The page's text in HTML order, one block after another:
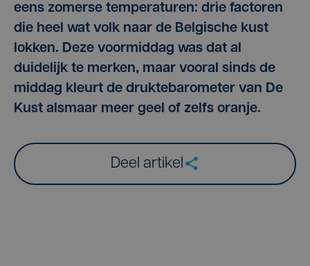
eens zomerse temperaturen: drie factoren
die heel wat volk naar de Belgische kust
lokken. Deze voormiddag was dat al
duidelijk te merken, maar vooral sinds de
middag kleurt de druktebarometer van De
Kust alsmaar meer geel of zelfs oranje.
Deel artikel